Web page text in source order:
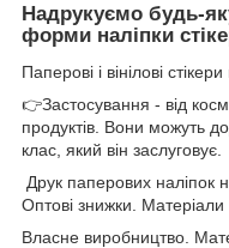
Надрукуємо будь-
форми наліпки
Паперові і вінілові
👉Застосування - від
продуктів. Вони можуть
клас, який він заслуговує.
Друк паперових
Оптові знижки. Матеріали
Власне виробництво.